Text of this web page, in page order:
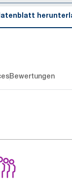
Bewertungen